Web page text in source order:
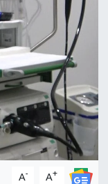
A- A+